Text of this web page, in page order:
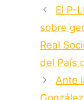
El P-
sobre
Real
del País
Ante